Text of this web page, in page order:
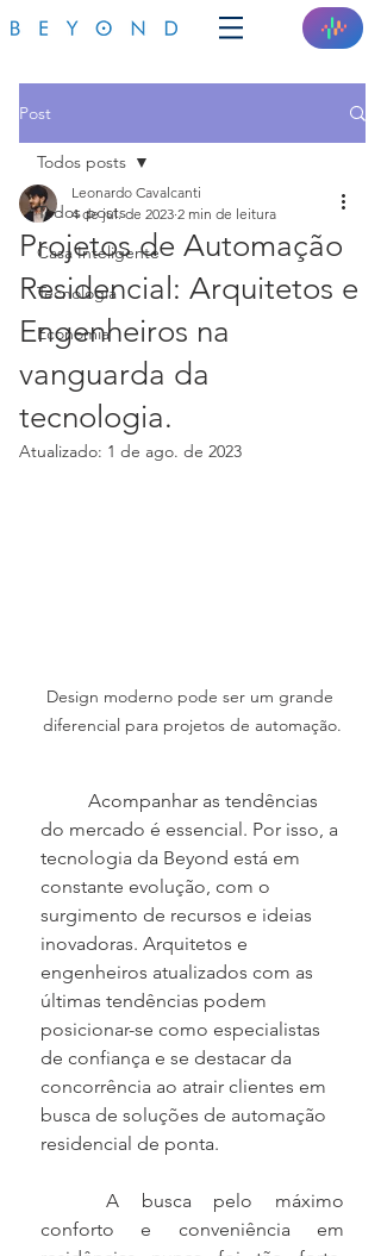
Post
Todos posts
Casa Inteligente
Tecnologia
Economia
Todos posts
Projetos de Automação
Residencial: Arquitetos e
Engenheiros na
vanguarda da
tecnologia.
Leonardo Cavalcanti
4 de jul. de 2023 2 min de leitura
Atualizado: 1 de ago. de 2023
Design moderno pode ser um grande
diferencial para projetos de automação.
do mercado é essencial. Por isso, a
tecnologia da Beyond está em
constante evolução, com o
surgimento de recursos e ideias
inovadoras. Arquitetos e
engenheiros atualizados com as
últimas tendências podem
posicionar-se como especialistas
de confiança e se destacar da
concorrência ao atrair clientes em
busca de soluções de automação
residencial de ponta.
conforto e conveniência em